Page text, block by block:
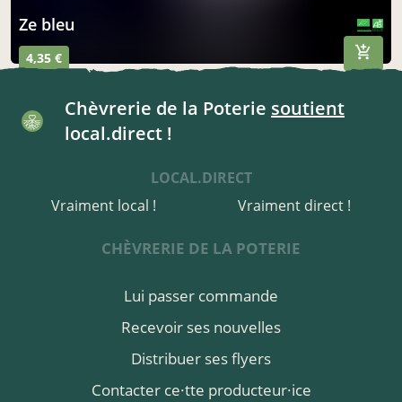
ze bleu
4,35 €
Chèvrerie de la Poterie soutient
local.direct !
LOCAL.DIRECT
Vraiment local !
Vraiment direct !
CHÈVRERIE DE LA POTERIE
Lui passer commande
Recevoir ses nouvelles
Distribuer ses flyers
Contacter ce·tte producteur·ice